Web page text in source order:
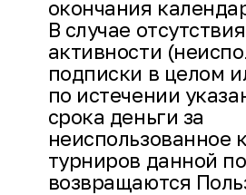
окончания
В случае
активности
подписки в целом
по истечении
срока деньги за
неиспользованное
турниров данной
возвращаются